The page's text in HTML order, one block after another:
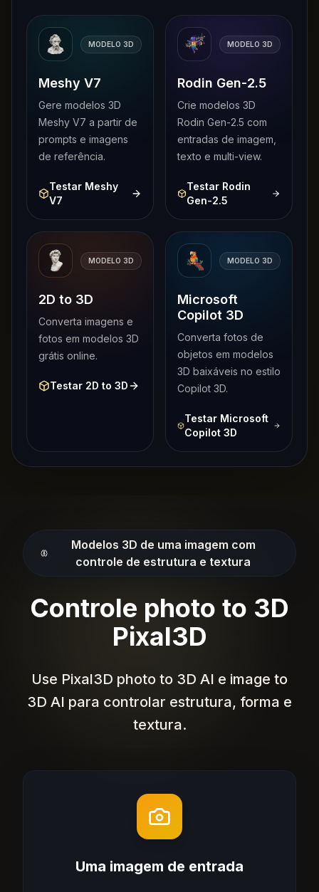
MODELO 3D
Meshy V7
Gere modelos 3D
Meshy V7 a partir de
prompts e imagens
de referência.
Testar Meshy
V7
MODELO 3D
Rodin Gen-2.5
Crie modelos 3D
Rodin Gen-2.5 com
entradas de imagem,
texto e multi-view.
Testar Rodin
Gen-2.5
MODELO 3D
2D to 3D
Converta imagens e
fotos em modelos 3D
grátis online.
Testar 2D to 3D
MODELO 3D
Microsoft
Copilot 3D
Converta fotos de
objetos em modelos
3D baixáveis no estilo
Copilot 3D.
Testar Microsoft
Copilot 3D
Modelos 3D de uma imagem com
controle de estrutura e textura
Controle photo to 3D
Pixal3D
Use Pixal3D photo to 3D AI e image to
3D AI para controlar estrutura, forma e
textura.
Uma imagem de entrada